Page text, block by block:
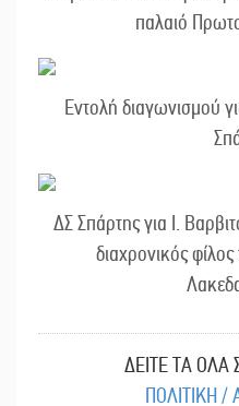
παλαιό
Εντολή διαγωνισμού
ΔΣ Σπάρτης για Ι.
διαχρονικός
ΔΕΙΤΕ ΤΑ ΟΛΑ
ΠΟΛΙΤΙΚΗ /